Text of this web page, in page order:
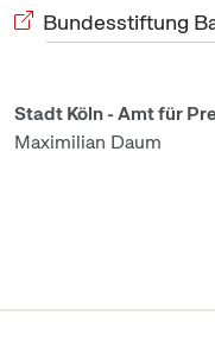
Bundesstiftung
Stadt Köln - Amt für
Maximilian Daum